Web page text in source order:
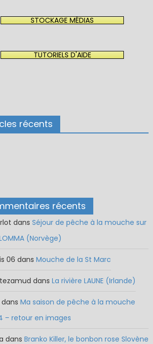
STOCKAGE MÉDIAS
TUTORIELS D'AIDE
récents
récents
dans Séjour de pêche à la mouche sur
(Norvège)
06 dans Mouche de la St Marc
dans La rivière LAUNE (Irlande)
dans Ma saison de pêche à la mouche
– retour en images
dans Branko Killer, le bonbon rose Slovène